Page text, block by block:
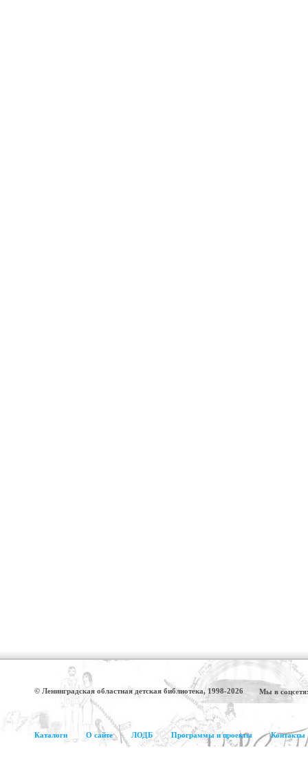
© Ленинградская областная детская библиотека, 1998-2026 Мы в
Каталоги О сайте ЛОДБ Программы и проекты Контакты